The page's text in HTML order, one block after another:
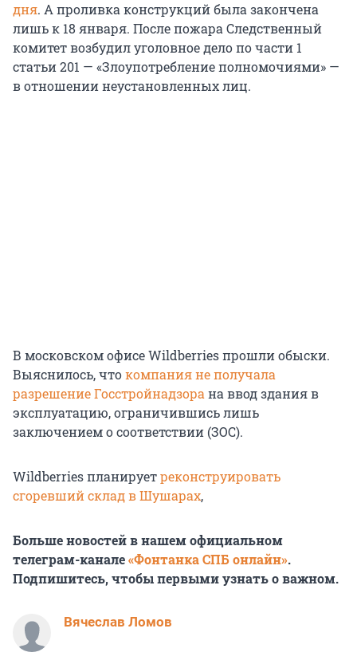
дня. А проливка конструкций была закончена
лишь к 18 января. После пожара Следственный
комитет возбудил уголовное дело по части 1
статьи 201 — «Злоупотребление полномочиями» —
в отношении неустановленных лиц.
В московском офисе Wildberries прошли обыски.
Выяснилось, чтокомпания не получала
разрешение Госстройнадзора на ввод здания в
эксплуатацию, ограничившись лишь
заключением о соответствии (ЗОС).
Wildberries планируетреконструировать
сгоревший склад в Шушарах,
Больше новостей в нашем официальном
телеграм-канале«Фонтанка СПБ онлайн».
Подпишитесь, чтобы первыми узнать о важном.
Вячеслав Ломов